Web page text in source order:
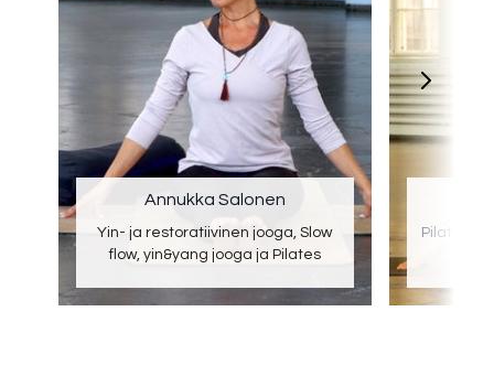
Annukka Salonen
Yin- ja restoratiivinen jooga, Slow
flow, yin&yang jooga ja Pilates
Pilates,